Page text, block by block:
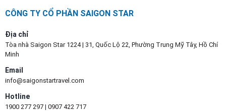
CÔNG TY CỔ PHẦN SAIGON STAR
Địa chỉ
Tòa nhà Saigon Star 1224 | 31, Quốc Lộ 22, Phường Trung Mỹ Tây, Hồ Chí
Minh
Email
info@saigonstartravel.com
Hotline
1900 277 297 | 0907 422 717